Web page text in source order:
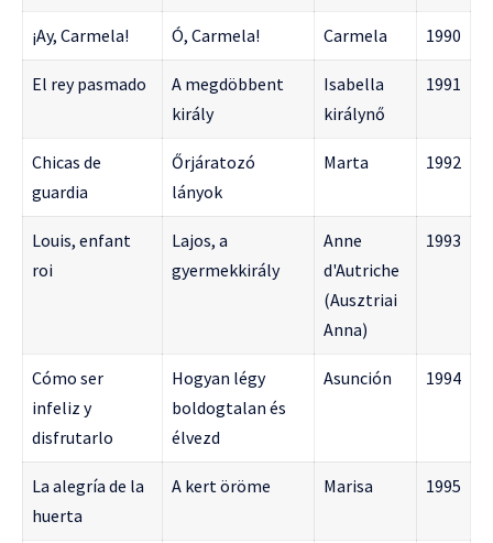
¡Ay, Carmela! Ó, Carmela! Carmela 1990
El rey pasmado
A megdöbbent
király
Isabella
királynő
1991
Chicas de
guardia
Őrjáratozó
lányok
Marta 1992
Louis, enfant
roi
Lajos, a
gyermekkirály
Anne
d'Autriche
(Ausztriai
Anna)
1993
Cómo ser
infeliz y
disfrutarlo
Hogyan légy
boldogtalan és
élvezd
Asunción 1994
La alegría de la
huerta
A kert öröme Marisa 1995